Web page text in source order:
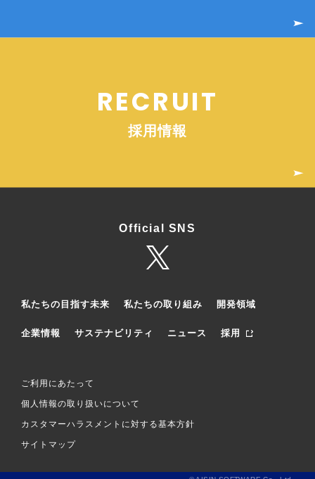
RECRUIT
採用情報
Official SNS
私たちの目指す未来 私たちの取り組み 開発領域
企業情報 サステナビリティ ニュース 採用
ご利用にあたって
個人情報の取り扱いについて
カスタマーハラスメントに対する基本方針
サイトマップ